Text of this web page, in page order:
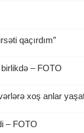
qaçırdım”
– FOTO
xoş anlar
– FOTO